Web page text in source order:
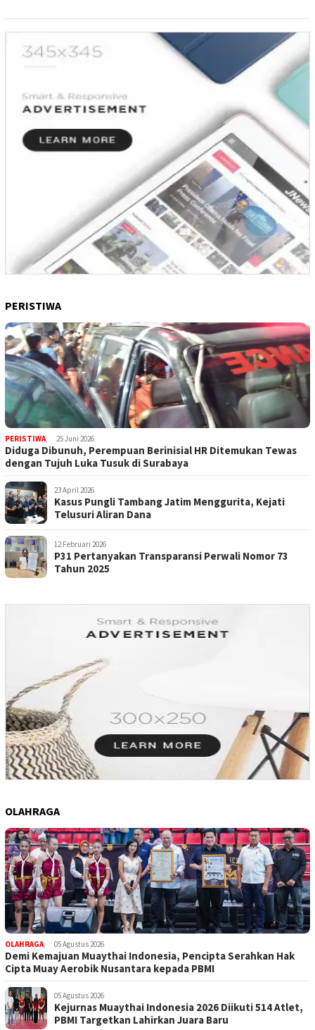
PERISTIWA
PERISTIWA, 25 Juni 2026
Diduga Dibunuh, Perempuan Berinisial HR Ditemukan Tewas
dengan Tujuh Luka Tusuk di Surabaya
23 April 2026
Kasus Pungli Tambang Jatim Menggurita, Kejati
Telusuri Aliran Dana
12 Februari 2026
P31 Pertanyakan Transparansi Perwali Nomor 73
Tahun 2025
OLAHRAGA
OLAHRAGA, 05 Agustus 2026
Demi Kemajuan Muaythai Indonesia, Pencipta Serahkan Hak
Cipta Muay Aerobik Nusantara kepada PBMI
05 Agustus 2026
Kejurnas Muaythai Indonesia 2026 Diikuti 514 Atlet,
PBMI Targetkan Lahirkan Juara Baru